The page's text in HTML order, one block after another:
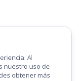
Al
nuestro uso de
obtener más
Santiago